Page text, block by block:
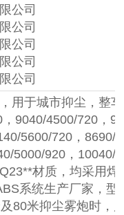
公司
公司
公司
公司
公司
用于城市抑尘，整
9040/4500/720，
5600/720，8690/
5000/920，
材质，均采用
系统生产厂家，
80米抑尘雾炮时，